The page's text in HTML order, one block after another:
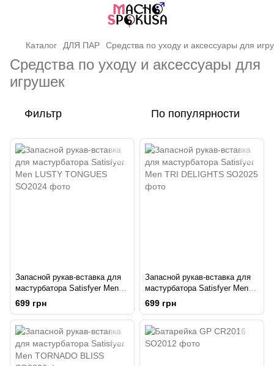
Каталог ДЛЯ ПАР Средства по уходу и аксессуары для
Средства по уходу и аксессуары для
игрушек
Фильтр По популярности
Запасной рукав-вставка для
мастурбатора Satisfyer Men
LUSTY TONGUES
699 грн
Запасной рукав-вставка для
мастурбатора Satisfyer Men
TRI DELIGHTS
699 грн